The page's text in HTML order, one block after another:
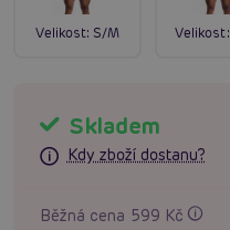
Velikost: S/M Velikost:
Skladem
Kdy zboží dostanu?
Běžná cena 599 Kč